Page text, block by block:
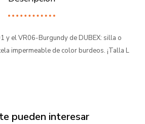
y el VR06-Burgundy de DUBEX: silla o
impermeable de color burdeos. ¡Talla L
pueden interesar